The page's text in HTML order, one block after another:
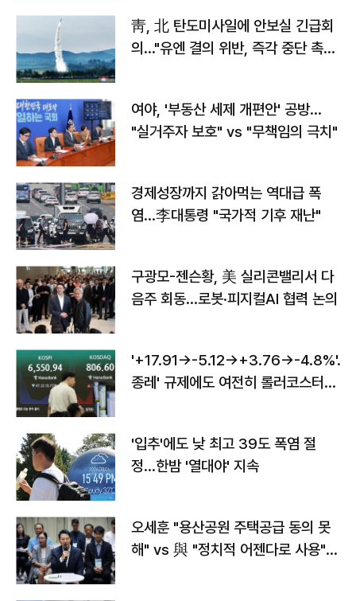
靑, 北 탄도미사일에 안보실 긴급회
의…"유엔 결의 위반, 즉각 중단 촉
여야, '부동산 세제 개편안' 공방…
"실거주자 보호" vs "무책임의 극치"
경제성장까지 갉아먹는 역대급 폭
염…李대통령 "국가적 기후 재난"
구광모-젠슨황, 美 실리콘밸리서 다
음주 회동…로봇·피지컬AI 협력 논의
'+17.91→-5.12→+3.76→-4.8%'…'
종레' 규제에도 여전히 롤러코스터
'입추'에도 낮 최고 39도 폭염 절
정…한밤 '열대야' 지속
오세훈 "용산공원 주택공급 동의 못
해" vs 與 "정치적 어젠다로 사용"